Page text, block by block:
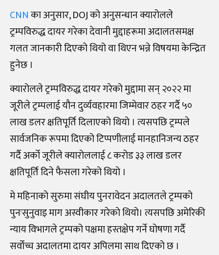
CNNका अनुसार, DOJ को अनुसन्धान क्यारोलले
ट्रम्पविरुद्ध दायर गरेका देवानी मुद्दाहरूमा अदालतसमक्ष
गलत जानकारी दिएको थियो वा थिएन भन्ने विषयमा केन्द्रित
हुनेछ ।
क्यारोलले ट्रम्पविरुद्ध दायर गरेको मुद्दामा सन् २०२२ मा
जूरीले ट्रम्पलाई यौन दुर्व्यवहारमा जिम्मेवार ठहर गर्दै ५०
लाख डलर क्षतिपूर्ति दिलाएको थियो । त्यसपछि ट्रम्पले
सार्वजनिक रूपमा दिएको टिप्पणीलाई मानहानिजन्य ठहर
गर्दै अर्को जूरीले क्यारोललाई ८ करोड ३३ लाख डलर
क्षतिपूर्ति दिने फैसला गरेको थियो ।
मे महिनाको सुरुमा संघीय पुनरावेदन अदालतले ट्रम्पको
पुनःसुनुवाइ माग अस्वीकार गरेको थियो। त्यसपछि अमेरिकी
न्याय विभागले ट्रम्पको पक्षमा हस्तक्षेप गर्ने घोषणा गर्दै
सर्वोच्च अदालतमा दायर अपिलमा साथ दिएको छ ।